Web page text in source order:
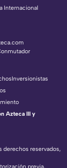
Internacional
derechos reservados,
previa,
Inversionistas
Azteca III y